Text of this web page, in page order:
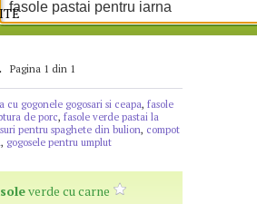
Pagina 1 din 1
cu gogonele gogosari si ceapa, fasole
de porc, fasole verde pastai la
pentru spaghete din bulion, compot
, gogosele pentru umplut
verde cu carne